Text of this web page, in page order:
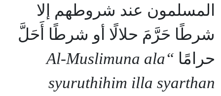
المسلمون عند شروطهم إلا
شرطًا حَرَّمَ حلالًا أو شرطًا أَحَلَّ
حرامًا
“Al-Muslimuna ala
syuruthihim illa syarthan